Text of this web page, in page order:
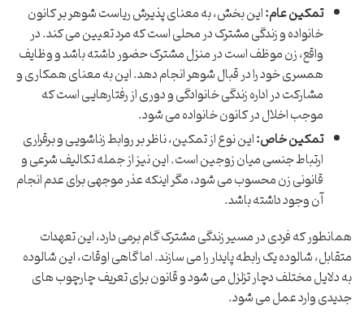
تمکین عام:این بخش، به معنای پذیرش ریاست شوهر بر کانون
خانواده و زندگی مشترک در محلی است که مرد تعیین می کند. در
واقع، زن موظف است در منزل مشترک حضور داشته باشد و وظایف
همسری خود را در قبال شوهر انجام دهد. این به معنای همکاری و
مشارکت در اداره زندگی خانوادگی و دوری از رفتارهایی است که
موجب اخلال در کانون خانواده می شود.
تمکین خاص:این نوع از تمکین، ناظر بر روابط زناشویی و برقراری
ارتباط جنسی میان زوجین است. این نیز از جمله تکالیف شرعی و
قانونی زن محسوب می شود، مگر اینکه عذر موجهی برای عدم انجام
آن وجود داشته باشد.
همانطور که فردی در مسیر زندگی مشترک گام برمی دارد، این تعهدات
متقابل، شالوده یک رابطه پایدار را می سازند. اما گاهی اوقات، این شالوده
به دلایل مختلف دچار تزلزل می شود و قانون برای تعریف چارچوب های
جدیدی وارد عمل می شود.